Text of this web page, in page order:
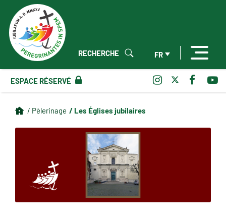
FR
RECHERCHE
ESPACE RÉSERVÉ
/ Pèlerinage / Les Églises jubilaires